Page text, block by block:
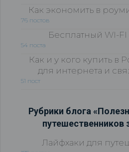
Как экономить в
76 постов
Бесплатный WI-FI
54 поста
Как и у кого купить в
для интернета и
51 пост
Рубрики блога
путешественников
Лайфхаки для